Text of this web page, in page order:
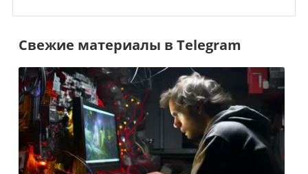
Свежие материалы в Telegram